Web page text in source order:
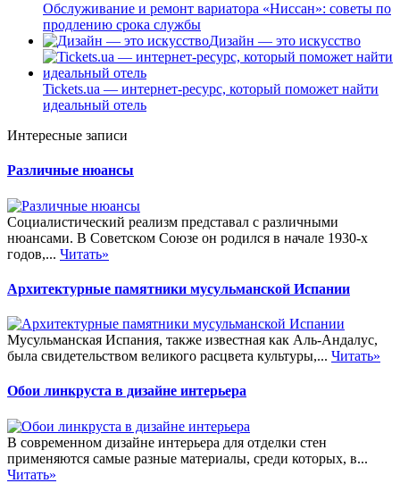
Обслуживание и ремонт вариатора «Ниссан»: советы по
продлению срока службы
Дизайн — это искусство
Tickets.ua — интернет-ресурс, который поможет найти
идеальный отель
Интересные записи
Различные нюансы
Социалистический реализм представал с различными
нюансами. В Советском Союзе он родился в начале 1930-х
годов,... Читать»
Архитектурные памятники мусульманской Испании
Мусульманская Испания, также известная как Аль-Андалус,
была свидетельством великого расцвета культуры,... Читать»
Обои линкруста в дизайне интерьера
В современном дизайне интерьера для отделки стен
применяются самые разные материалы, среди которых, в...
Читать»